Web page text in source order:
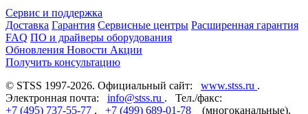
Сервис и поддержка
Доставка Гарантия Сервисные центры Расширенная гарантия
FAQ ПО и драйверы оборудования
Обновления Новости Акции
Получить консультацию
© STSS 1997-2026. Официальный сайт: www.stss.ru .
Электронная почта: info@stss.ru . Тел./факс:
+7 (495) 737-55-77 , +7 (499) 689-01-78
(многоканальные),